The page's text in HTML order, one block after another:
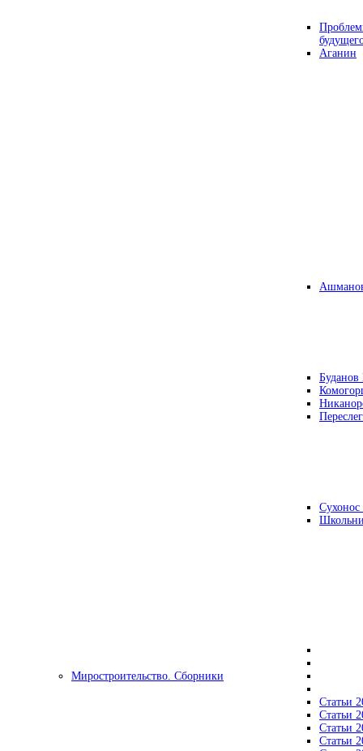
Аганин
Буданов
Миростроительство. Сборники
Статьи
Статьи
Статьи
Статьи